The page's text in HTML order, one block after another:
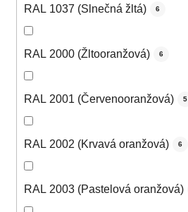
RAL 1037 (Slnečná žltá) 6
RAL 2000 (Žltooranžová) 6
RAL 2001 (Červenooranžová) 5
RAL 2002 (Krvavá oranžová) 6
RAL 2003 (Pastelová oranžová)